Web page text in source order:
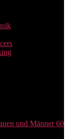
und Männer 60